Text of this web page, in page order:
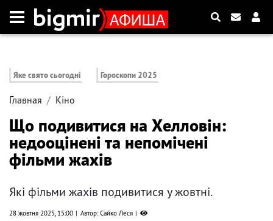
Яке свято сьогодні Гороскопи 2025
Главная Кіно
Що подивитися на Хелловін:
недооцінені та непомічені
фільми жахів
Які фільми жахів подивитися у жовтні.
28 жовтня 2025, 15:00 Автор: Сайко Леся